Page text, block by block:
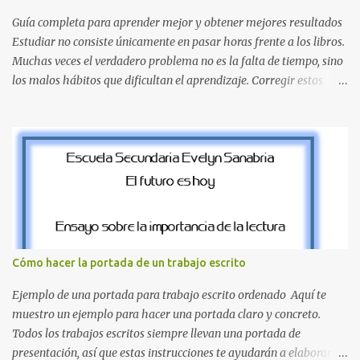
Guía completa para aprender mejor y obtener mejores resultados
Estudiar no consiste únicamente en pasar horas frente a los libros.
Muchas veces el verdadero problema no es la falta de tiempo, sino
los malos hábitos que dificultan el aprendizaje. Corregir estos
exámenes, tareas y proyectos escolares. En esta guía descubrirás
cuáles son los errores más comunes al estudiar, por qué afectan tu
rendimiento y qué puedes hacer para evitarlos. Si eres estudiante
¿Por qué es importante identificar los errores al estudiar? Muchas
personas creen que estudiar durante varias horas garantiza
buenos resultados. Sin embargo, la calidad del estudio es mucho
más importante que la cantidad de tiempo invertido. Cuando
detectas y corrige...
Cómo hacer la portada de un trabajo escrito
Ejemplo de una portada para trabajo escrito ordenado Aquí te
muestro un ejemplo para hacer una portada claro y concreto.
Todos los trabajos escritos siempre llevan una portada de
presentación, así que estas instrucciones te ayudarán a elaborar